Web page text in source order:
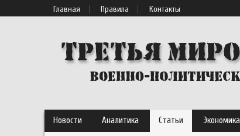
Главная Правила Контакты
Новости Аналитика Статьи Экономика